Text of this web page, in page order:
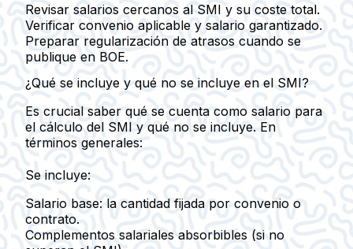
Revisar salarios cercanos al SMI y su coste total.
Verificar convenio aplicable y salario garantizado.
Preparar regularización de atrasos cuando se
publique en BOE.
¿Qué se incluye y qué no se incluye en el SMI?
Es crucial saber qué se cuenta como salario para
el cálculo del SMI y qué no se incluye. En
términos generales:
Se incluye:
Salario base: la cantidad fijada por convenio o
contrato.
Complementos salariales absorbibles (si no